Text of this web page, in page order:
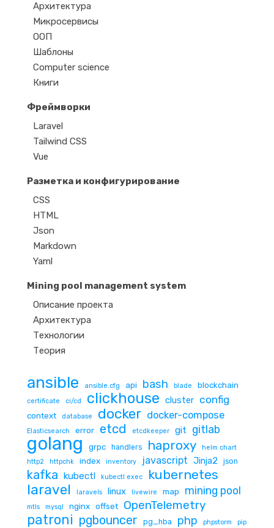
Архитектура
Микросервисы
ООП
Шаблоны
Computer science
Книги
Фреймворки
Laravel
Tailwind CSS
Vue
Разметка и конфигурирование
CSS
HTML
Json
Markdown
Yaml
Mining pool management system
Описание проекта
Архитектура
Технологии
Теория
ansible ansible.cfg api bash blade blockchain
certificate ci/cd clickhouse cluster config
context database docker docker-compose
Elasticsearch error etcd etcdkeeper git gitlab
golang grpc handlers haproxy
helm chart
http2
httpchk index inventory javascript Jinja2 json
kafka kubectl kubectl exec kubernetes
laravel laravels linux livewire map mining pool
mtls mysql nginx offset OpenTelemetry
patroni pgbouncer pg_hba php phpstorm pip